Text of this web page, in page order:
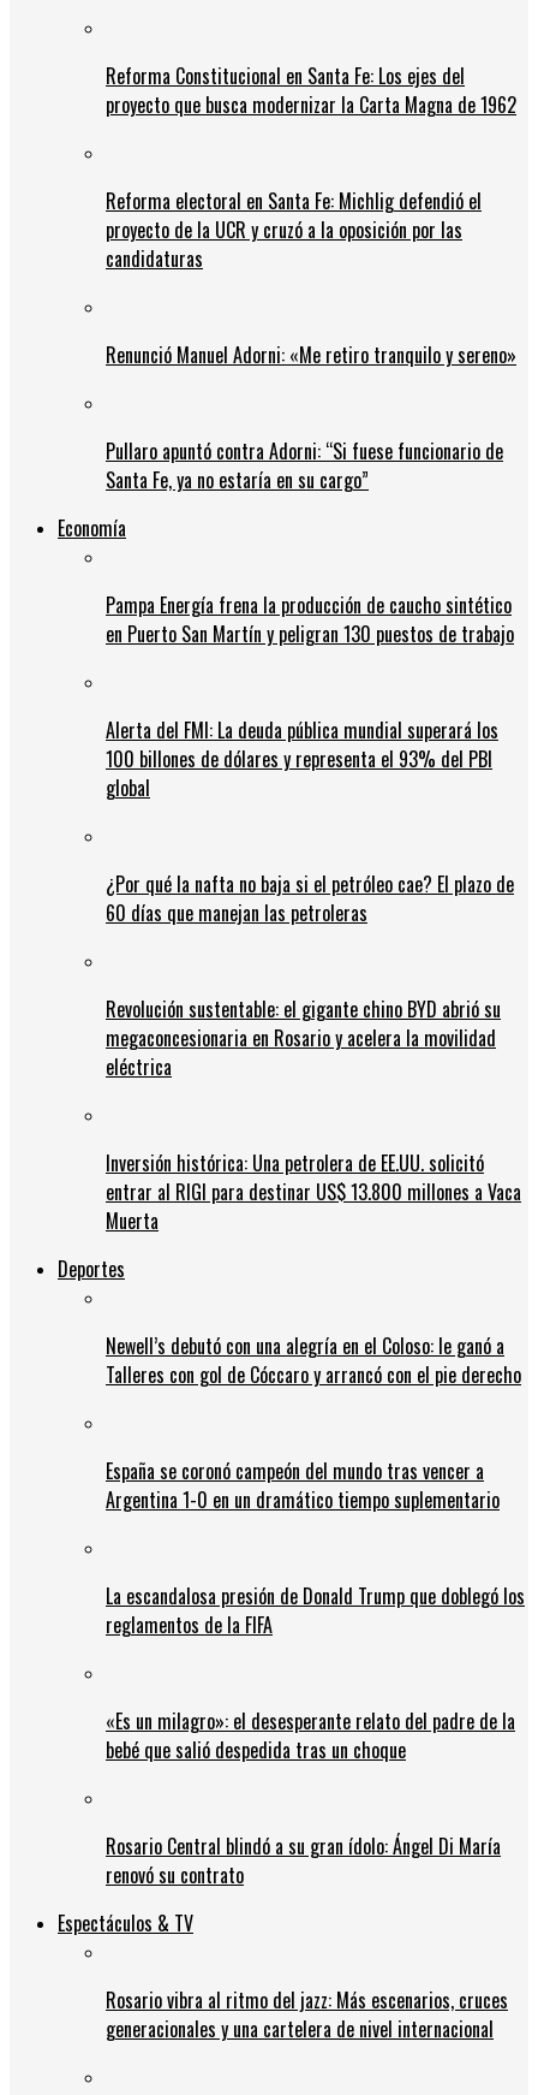
Reforma Constitucional en Santa Fe: Los ejes del
proyecto que busca modernizar la Carta Magna de 1962
Reforma electoral en Santa Fe: Michlig defendió el
proyecto de la UCR y cruzó a la oposición por las
candidaturas
Renunció Manuel Adorni: «Me retiro tranquilo y sereno»
Pullaro apuntó contra Adorni: “Si fuese funcionario de
Santa Fe, ya no estaría en su cargo”
Economía
Pampa Energía frena la producción de caucho sintético
en Puerto San Martín y peligran 130 puestos de trabajo
Alerta del FMI: La deuda pública mundial superará los
100 billones de dólares y representa el 93% del PBI
global
¿Por qué la nafta no baja si el petróleo cae? El plazo de
60 días que manejan las petroleras
Revolución sustentable: el gigante chino BYD abrió su
megaconcesionaria en Rosario y acelera la movilidad
eléctrica
Inversión histórica: Una petrolera de EE.UU. solicitó
entrar al RIGI para destinar US$ 13.800 millones a Vaca
Muerta
Deportes
Newell’s debutó con una alegría en el Coloso: le ganó a
Talleres con gol de Cóccaro y arrancó con el pie derecho
España se coronó campeón del mundo tras vencer a
Argentina 1-0 en un dramático tiempo suplementario
La escandalosa presión de Donald Trump que doblegó los
reglamentos de la FIFA
«Es un milagro»: el desesperante relato del padre de la
bebé que salió despedida tras un choque
Rosario Central blindó a su gran ídolo: Ángel Di María
renovó su contrato
Espectáculos & TV
Rosario vibra al ritmo del jazz: Más escenarios, cruces
generacionales y una cartelera de nivel internacional